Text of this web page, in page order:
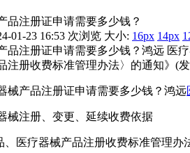
品注册证申请需要多少钱？
01-23 16:53 次浏览 大小: 16px 14px
品注册证申请需要多少钱？鸿远 医
注册收费标准管理办法〉的通知》(
产品注册证申请需要多少钱？鸿远
注册、变更、延续收费依据
疗器械产品注册收费标准管理办法